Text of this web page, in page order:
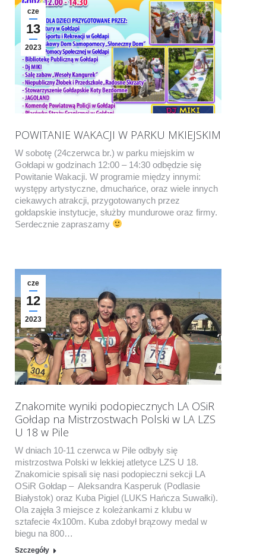
cze
13
2023
POWITANIE WAKACJI W PARKU MKIEJSKIM
W sobotę (24czerwca br.) w parku miejskim w
Gołdapi w godzinach 12:00 – 14:30 odbędzie się
Powitanie Wakacji. W programie między innymi:
występy artystyczne, dmuchańce, oraz wiele innych
ciekawych atrakcji, przygotowanych przez
gołdapskie instytucje, służby mundurowe oraz firmy.
Serdecznie zapraszamy
cze
12
2023
Znakomite wyniki podopiecznych LA OSiR
Gołdap na Mistrzostwach Polski w LA LZS
U 18 w Pile
W dniach 10-11 czerwca w Pile odbyły się
mistrzostwa Polski w lekkiej atletyce LZS U 18.
Znakomicie spisali się nasi podopieczni sekcji LA
OSiR Gołdap – Aleksandra Kasperuk (Podlasie
Białystok) oraz Kuba Pigiel (LUKS Hańcza Suwałki).
Ola zajęła 3 miejsce z koleżankami z klubu w
sztafecie 4x100m. Kuba zdobył brązowy medal w
biegu na 800…
Szczegóły